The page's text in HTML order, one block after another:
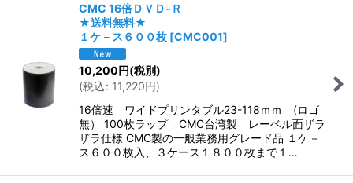
CMC 16倍ＤＶＤ-Ｒ
★送料無料★
１ケ－ス６００枚 [CMC001]
10,200 円(税別)
(税込: 11,220円)
16倍速 ワイドプリンタブル23-118ｍｍ (ロゴ
無） 100枚ラップ CMC台湾製 レーベル面ザラ
ザラ仕様 CMC製の一般業務用グレード品 １ケ－
ス６００枚入、３ケース１８００枚まで１…